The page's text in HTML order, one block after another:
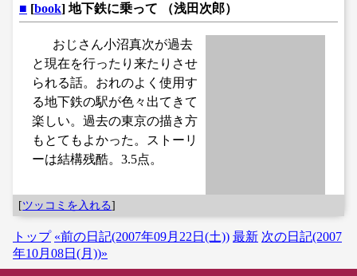
■ [book] 地下鉄に乗って （浅田次郎）
おじさん小沼真次が過去
と現在を行ったり来たりさせ
られる話。おれのよく使用す
る地下鉄の駅が色々出てきて
楽しい。過去の東京の描き方
もとてもよかった。ストーリ
ーは結構残酷。3.5点。
[ツッコミを入れる]
トップ «前の日記(2007年09月22日(土)) 最新 次の日記(2007
年10月08日(月))»